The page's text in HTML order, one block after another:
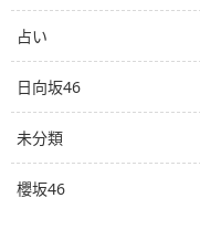
占い
日向坂46
未分類
櫻坂46